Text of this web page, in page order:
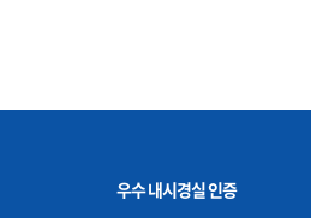
우수 내시경실 인증